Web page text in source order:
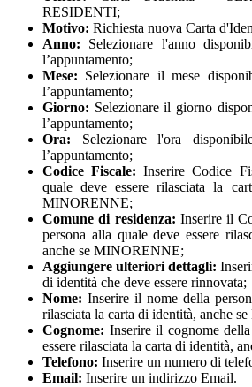
RESIDENTI;
Motivo: Richiesta nuova Carta
Anno: Selezionare l'anno
l’appuntamento;
Mese: Selezionare il mese
l’appuntamento;
Giorno: Selezionare il giorno
l’appuntamento;
Ora: Selezionare l'ora
l’appuntamento;
Codice Fiscale: Inserire Codice
quale deve essere rilasciata la
MINORENNE;
Comune di residenza: Inserire il
persona alla quale deve essere
anche se MINORENNE;
Aggiungere ulteriori dettagli:
di identità che deve essere rinnovata;
Nome: Inserire il nome della
rilasciata la carta di identità, anche
Cognome: Inserire il cognome
essere rilasciata la carta di identità,
Telefono: Inserire un numero di
Email: Inserire un indirizzo Email.